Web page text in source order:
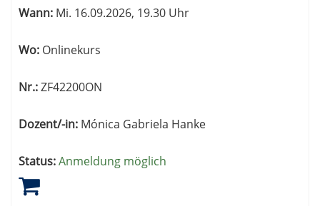
Wann: Mi. 16.09.2026, 19.30 Uhr
Wo: Onlinekurs
Nr.:ZF42200ON
Dozent/-in: Mónica Gabriela Hanke
Status:Anmeldung möglich